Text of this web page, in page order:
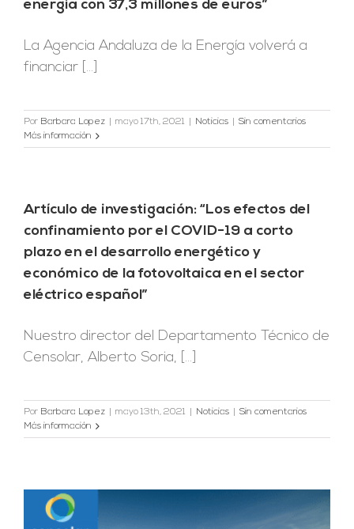
energía con 37,3 millones de euros”
La Agencia Andaluza de la Energía volverá a
financiar [...]
Por Barbara Lopez mayo 17th, 2021 Noticias
Sin comentarios
Más información
Artículo de investigación: “Los efectos del
confinamiento por el COVID-19 a corto
plazo en el desarrollo energético y
económico de la fotovoltaica en el sector
eléctrico español”
Nuestro director del Departamento Técnico de
Censolar, Alberto Soria, [...]
Por Barbara Lopez mayo 13th, 2021 Noticias
Sin comentarios
Más información